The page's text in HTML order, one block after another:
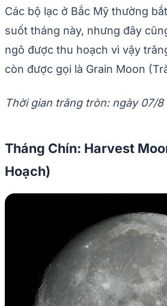
Các bộ lạc ở Bắc Mỹ thường
suốt tháng này, nhưng đây
ngô được thu hoạch vì vậy
còn được gọi là Grain Moon
Thời gian trăng tròn: ngày 07/8
Tháng Chín: Harvest
Hoạch)